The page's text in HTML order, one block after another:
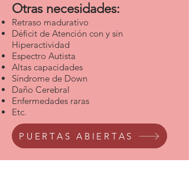
Otras necesidades:
Retraso madurativo
Déficit de Atención con y sin
Hiperactividad
Espectro Autista
Altas capacidades
Síndrome de Down
Daño Cerebral
Enfermedades raras
Etc.
PUERTAS ABIERTAS